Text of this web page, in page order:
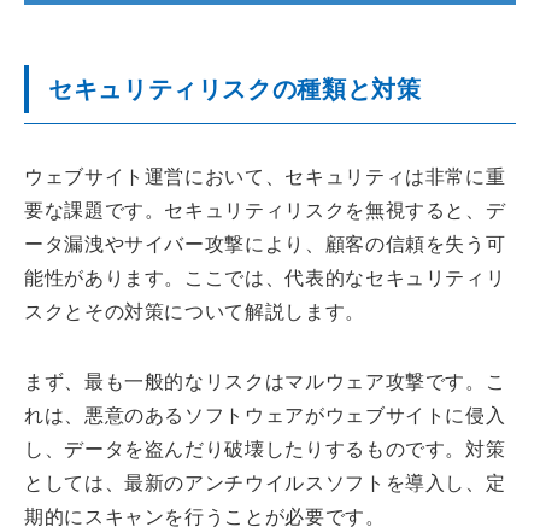
セキュリティリスクの種類と対策
ウェブサイト運営において、セキュリティは非常に重
要な課題です。セキュリティリスクを無視すると、デ
ータ漏洩やサイバー攻撃により、顧客の信頼を失う可
能性があります。ここでは、代表的なセキュリティリ
スクとその対策について解説します。
まず、最も一般的なリスクはマルウェア攻撃です。こ
れは、悪意のあるソフトウェアがウェブサイトに侵入
し、データを盗んだり破壊したりするものです。対策
としては、最新のアンチウイルスソフトを導入し、定
期的にスキャンを行うことが必要です。